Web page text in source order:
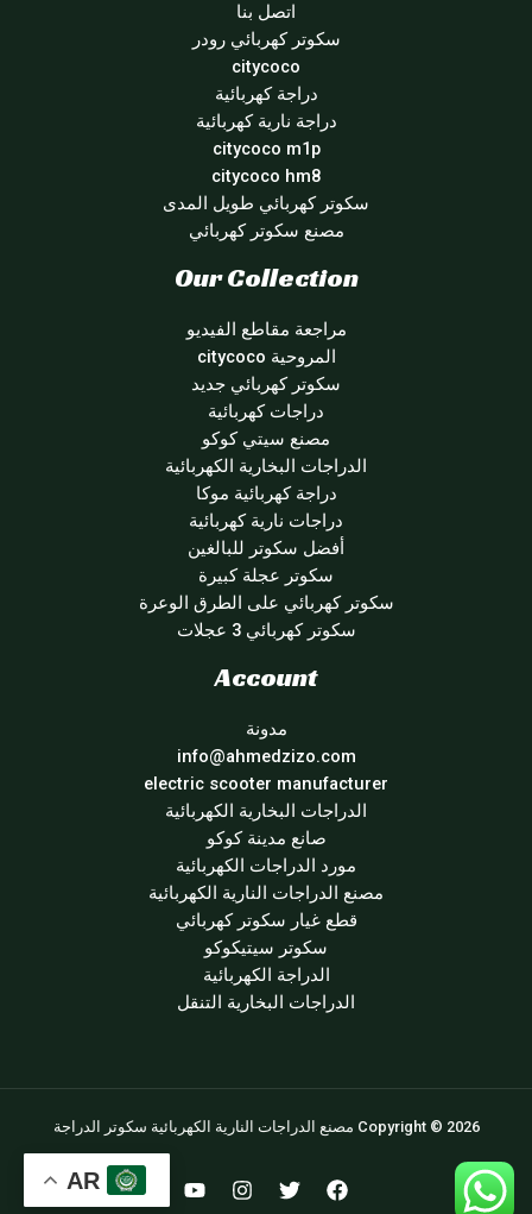
اتصل بنا
سكوتر كهربائي رودر
citycoco
دراجة كهربائية
دراجة نارية كهربائية
citycoco m1p
citycoco hm8
سكوتر كهربائي طويل المدى
مصنع سكوتر كهربائي
Our Collection
مراجعة مقاطع الفيديو
المروحية citycoco
سكوتر كهربائي جديد
دراجات كهربائية
مصنع سيتي كوكو
الدراجات البخارية الكهربائية
دراجة كهربائية موكا
دراجات نارية كهربائية
أفضل سكوتر للبالغين
سكوتر عجلة كبيرة
سكوتر كهربائي على الطرق الوعرة
سكوتر كهربائي 3 عجلات
Account
مدونة
info@ahmedzizo.com
electric scooter manufacturer
الدراجات البخارية الكهربائية
صانع مدينة كوكو
مورد الدراجات الكهربائية
مصنع الدراجات النارية الكهربائية
قطع غيار سكوتر كهربائي
سكوتر سيتيكوكو
الدراجة الكهربائية
الدراجات البخارية التنقل
Copyright © 2026 مصنع الدراجات النارية الكهربائية سكوتر الدراجة
AR